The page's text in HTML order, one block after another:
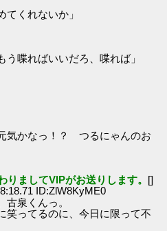
くれないか」
喋ればいいだろ、喋れば」
気かなっ！？ つるにゃんのお
りましてVIPがお送りします。 []
ID:ZlW8KyME0
古泉くんっ。
てるのに、今日に限って不